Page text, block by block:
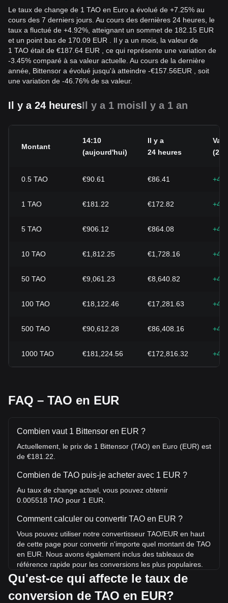
Le taux de change de 1 TAO en Euro a évolué de +7.25% au
cours des 7 derniers jours. Au cours des dernières 24 heures, le
taux a fluctué de +4.92%, atteignant un sommet de 182.15 EUR
et un point bas de 170.09 EUR . Il y a un mois, la valeur de
1 TAO était de €187.64 EUR , ce qui représente une variation de
-3.45% comparé à sa valeur actuelle. Au cours de la dernière
année, Bittensor a évolué jusqu'à atteindre -€157.56EUR , soit
une variation de -46.76% de sa valeur.
Il y a 24 heuresIl y a 1 moisIl y a 1 an
Montant
14:10
(aujourd'hui)
Il y a
24 heures
0.5 TAO €90.61 €86.41
1 TAO €181.22 €172.82
5 TAO €906.12 €864.08
10 TAO €1,812.25 €1,728.16
50 TAO €9,061.23 €8,640.82
100 TAO €18,122.46 €17,281.63
500 TAO €90,612.28 €86,408.16
1000 TAO €181,224.56 €172,816.32
FAQ – TAO en EUR
Combien vaut 1 Bittensor en EUR ?
Actuellement, le prix de 1 Bittensor (TAO) en Euro (EUR) est
de €181.22.
Combien de TAO puis-je acheter avec 1 EUR ?
Au taux de change actuel, vous pouvez obtenir
0.005518 TAO pour 1 EUR.
Comment calculer ou convertir TAO en EUR ?
Vous pouvez utiliser notre convertisseur TAO/EUR en haut
de cette page pour convertir n'importe quel montant de TAO
en EUR. Nous avons également inclus des tableaux de
référence rapide pour les conversions les plus populaires.
Par exemple, 5 EUR équivalent à 0.02759 TAO, tandis que
5 TAO coûtent environ 906.12EUR.
Qu'est-ce qui affecte le taux de
conversion de TAO en EUR?